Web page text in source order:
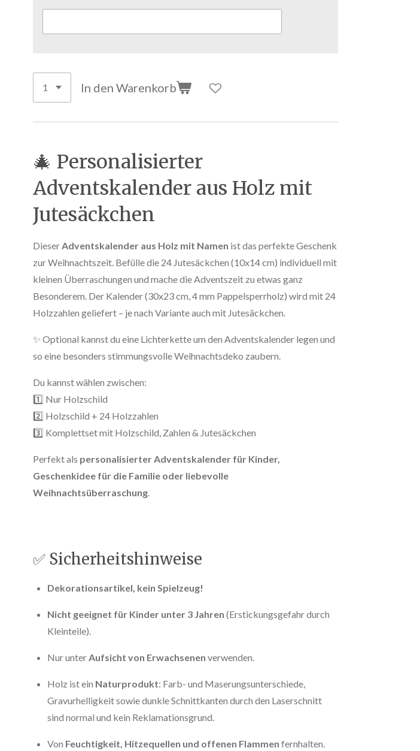
In den Warenkorb
🎄 Personalisierter
Adventskalender aus Holz mit
Jutesäckchen
Dieser Adventskalender aus Holz mit Namen ist das perfekte Geschenk
zur Weihnachtszeit. Befülle die 24 Jutesäckchen (10x14 cm) individuell mit
kleinen Überraschungen und mache die Adventszeit zu etwas ganz
Besonderem. Der Kalender (30x23 cm, 4 mm Pappelsperrholz) wird mit 24
Holzzahlen geliefert – je nach Variante auch mit Jutesäckchen.
✨ Optional kannst du eine Lichterkette um den Adventskalender legen und
so eine besonders stimmungsvolle Weihnachtsdeko zaubern.
Du kannst wählen zwischen:
1️⃣ Nur Holzschild
2️⃣ Holzschild + 24 Holzzahlen
3️⃣ Komplettset mit Holzschild, Zahlen & Jutesäckchen
Perfekt als personalisierter Adventskalender für Kinder,
Geschenkidee für die Familie oder liebevolle
Weihnachtsüberraschung
✅ Sicherheitshinweise
Dekorationsartikel, kein Spielzeug!
Nicht geeignet für Kinder unter 3 Jahren (Erstickungsgefahr durch
Kleinteile).
Nur unter Aufsicht von Erwachsenen verwenden.
Holz ist ein Naturprodukt: Farb- und Maserungsunterschiede,
Gravurhelligkeit sowie dunkle Schnittkanten durch den Laserschnitt
sind normal und kein Reklamationsgrund.
Von Feuchtigkeit, Hitzequellen und offenen Flammen fernhalten.